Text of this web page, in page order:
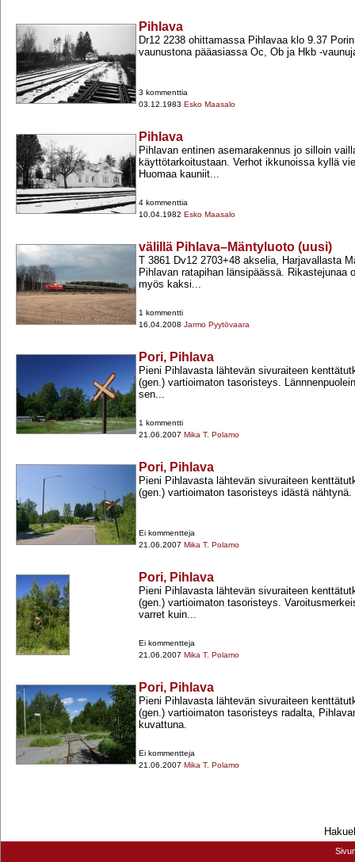
Pihlava
Dr12 2238 ohittamassa Pihlavaa klo 9.37
vaunustona pääasiassa Oc, Ob ja Hkb -​
3 kommenttia
03.12.1983 Esko Maasalo
Pihlava
Pihlavan entinen asemarakennus jo silloin
käyttötarkoitustaan. Verhot ikkunoissa kyllä
Huomaa kauniit...
4 kommenttia
10.04.1982 Esko Maasalo
välillä Pihlava–Mäntyluoto (uusi)
T 3861 Dv12 2703+​48 akselia, Harjavallasta
Pihlavan ratapihan länsipäässä. Rikastejunaa
myös kaksi...
1 kommentti
16.04.2008 Jarmo Pyytövaara
Pori, Pihlava
Pieni Pihlavasta lähtevän sivuraiteen
(gen.) vartioimaton tasoristeys.
sen...
1 kommentti
21.06.2007 Mika T. Polamo
Pori, Pihlava
Pieni Pihlavasta lähtevän sivuraiteen
(gen.) vartioimaton tasoristeys idästä nähtynä.
Ei kommentteja
21.06.2007 Mika T. Polamo
Pori, Pihlava
Pieni Pihlavasta lähtevän sivuraiteen
(gen.) vartioimaton tasoristeys.
varret kuin...
Ei kommentteja
21.06.2007 Mika T. Polamo
Pori, Pihlava
Pieni Pihlavasta lähtevän sivuraiteen
(gen.) vartioimaton tasoristeys radalta,
kuvattuna.
Ei kommentteja
21.06.2007 Mika T. Polamo